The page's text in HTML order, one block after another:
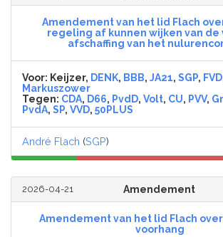
Amendement van het lid Flach
regeling af kunnen wijken van
afschaffing van het
Voor: Keijzer, DENK, BBB, JA21, SGP, FVD
Markuszower
Tegen: CDA, D66, PvdD, Volt, CU, PVV,
PvdA, SP, VVD, 50PLUS
André Flach (SGP)
2026-04-21 Amendement
Amendement van het lid Flach
voorhang